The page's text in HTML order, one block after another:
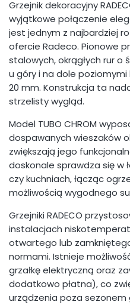
Grzejnik dekoracyjny
wyjątkowe połączenie
jest jednym z najbardziej
ofercie Radeco. Pionowe
stalowych, okrągłych rur o
u góry i na dole
20 mm. Konstrukcja ta
strzelisty wygląd.
Model TUBO CHROM
dospawanych wieszaków
zwiększają jego
doskonale sprawdza się w
czy kuchniach, łącząc
możliwością wygodnego
Grzejniki RADECO
instalacjach
otwartego lub
normami. Istnieje
grzałkę elektryczną oraz
dodatkowo płatna), co
urządzenia poza sezonem